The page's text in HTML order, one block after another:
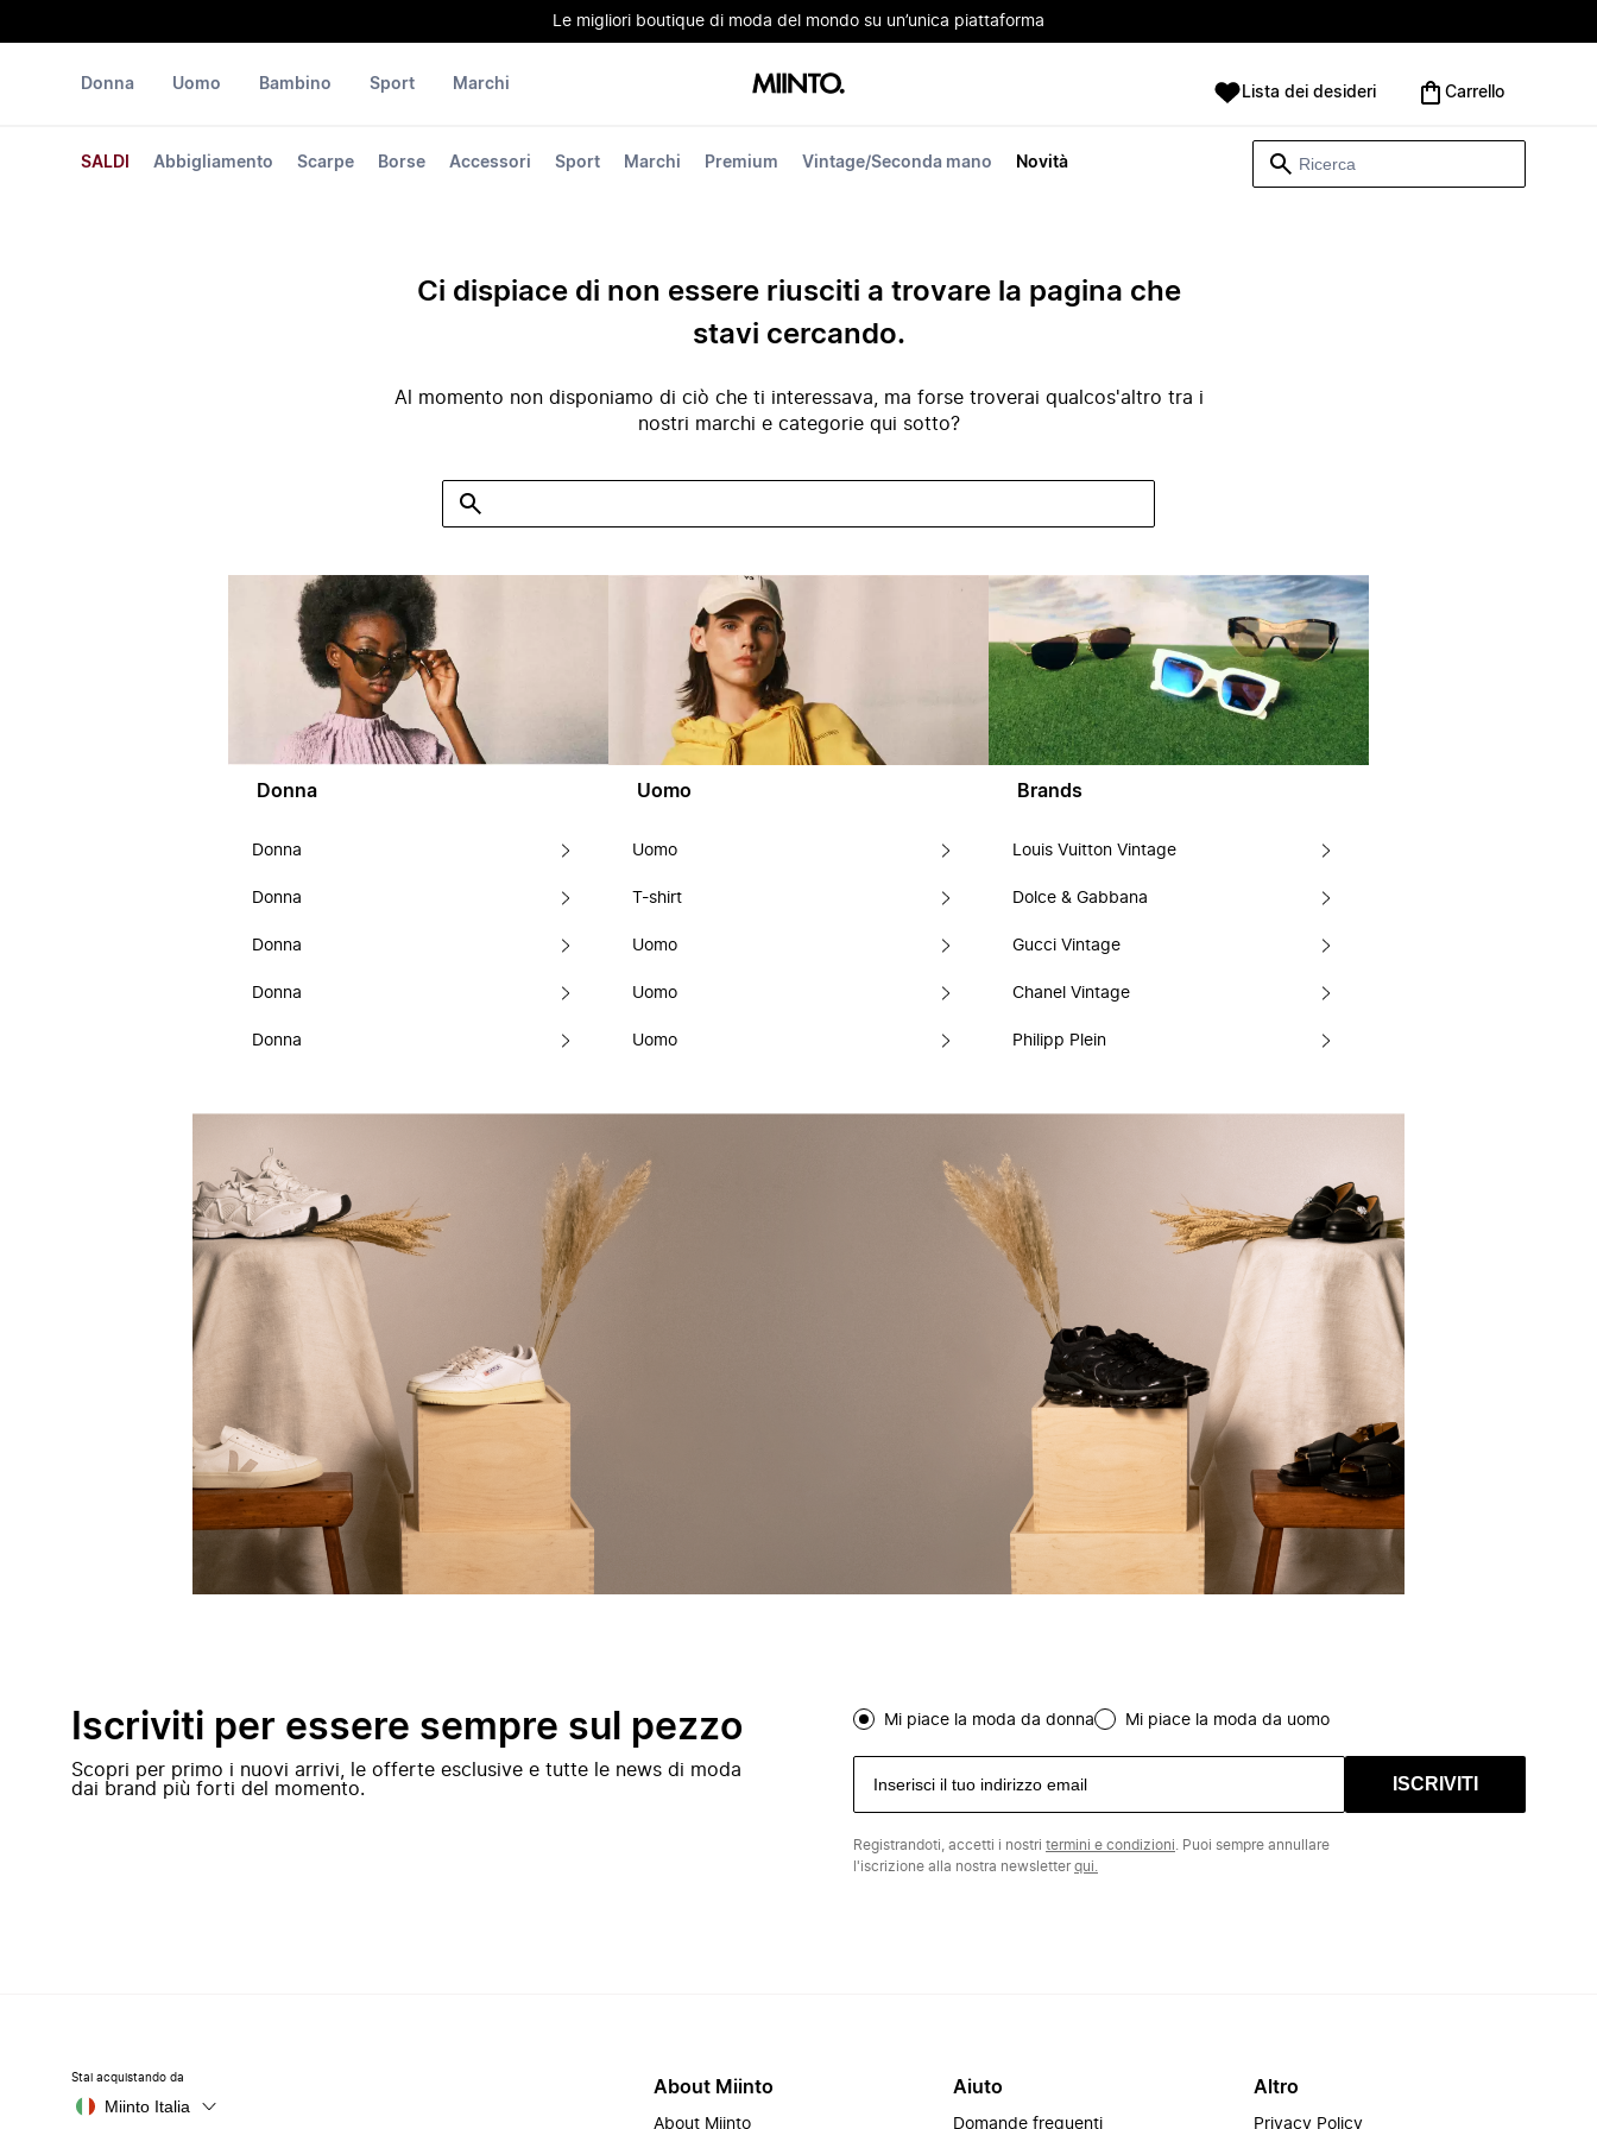
Le migliori boutique di moda del mondo su un’unica piattaforma
Donna
SALDI Abbigliamento Scarpe Borse Accessori Sport Marchi Premium Vintage/Seconda mano Novità
Uomo Bambino Sport Marchi Lista dei desideri Carrello
Ci dispiace di non essere riusciti a trovare la pagina che
stavi cercando.
Al momento non disponiamo di ciò che ti interessava, ma forse troverai qualcos'altro tra i
nostri marchi e categorie qui sotto?
Donna
Donna
Donna
Donna
Donna
Donna
Uomo
Uomo
T-shirt
Uomo
Uomo
Uomo
Brands
Louis Vuitton Vintage
Dolce & Gabbana
Gucci Vintage
Chanel Vintage
Philipp Plein
Iscriviti per essere sempre sul pezzo
Scopri per primo i nuovi arrivi, le offerte esclusive e tutte le news di moda
dai brand più forti del momento.
Mi piace la moda da donna Mi piace la moda da uomo
ISCRIVITI
Registrandoti, accetti i nostri termini e condizioni . Puoi sempre annullare
l'iscrizione alla nostra newsletterqui.
Stai acquistando da
Miinto Italia
About Miinto
About Miinto
Aiuto
Domande frequenti
Altro
Privacy Policy